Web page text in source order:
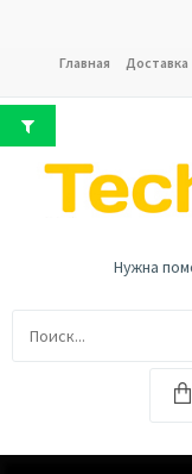
Главная Доставка
Нужна